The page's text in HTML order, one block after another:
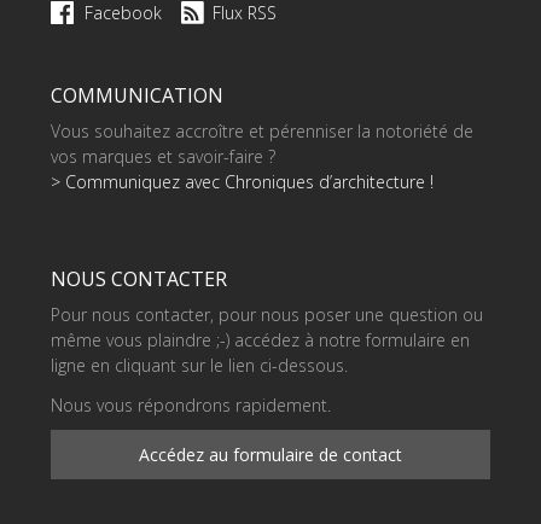
Facebook Flux RSS
COMMUNICATION
Vous souhaitez accroître et pérenniser la notoriété de
vos marques et savoir-faire ?
> Communiquez avec Chroniques d’architecture !
NOUS CONTACTER
Pour nous contacter, pour nous poser une question ou
même vous plaindre ;-) accédez à notre formulaire en
ligne en cliquant sur le lien ci-dessous.
Nous vous répondrons rapidement.
Accédez au formulaire de contact